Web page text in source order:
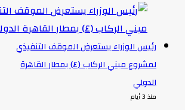
رئيس الوزراء يستعرض الموقف التنفيذي
لمشروع مبني الركاب (٤) بمطار القاهرة
الدولي
منذ 3 أيام